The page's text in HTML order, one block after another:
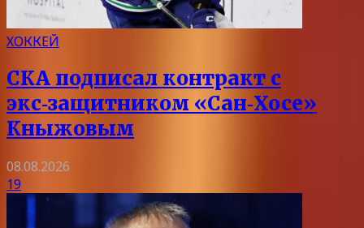
ХОККЕЙ
СКА подписал контракт с
экс‑защитником «Сан‑Хосе»
Кныжовым
08.08.2026
19